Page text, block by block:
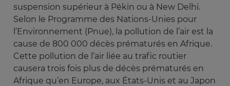
suspension supérieur à Pékin ou à New Delhi.
Selon le Programme des Nations-Unies pour
l’Environnement (Pnue), la pollution de l’air est la
cause de 800 000 décès prématurés en Afrique.
Cette pollution de l’air liée au trafic routier
causera trois fois plus de décès prématurés en
Afrique qu’en Europe, aux États-Unis et au Japon